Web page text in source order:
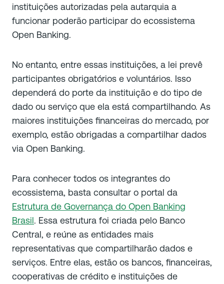
instituições autorizadas pela autarquia a
funcionar poderão participar do ecossistema
Open Banking.
No entanto, entre essas instituições, a lei prevê
participantes obrigatórios e voluntários. Isso
dependerá do porte da instituição e do tipo de
dado ou serviço que ela está compartilhando. As
maiores instituições financeiras do mercado, por
exemplo, estão obrigadas a compartilhar dados
via Open Banking.
Para conhecer todos os integrantes do
ecossistema, basta consultar o portal da
Estrutura de Governança do Open Banking
Brasil. Essa estrutura foi criada pelo Banco
Central, e reúne as entidades mais
representativas que compartilharão dados e
serviços. Entre elas, estão os bancos, financeiras,
cooperativas de crédito e instituições de